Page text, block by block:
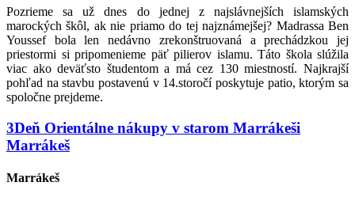
Pozrieme sa už dnes do jednej z najslávnejších islamských
marockých škôl, ak nie priamo do tej najznámejšej? Madrassa Ben
Youssef bola len nedávno zrekonštruovaná a prechádzkou jej
priestormi si pripomenieme päť pilierov islamu. Táto škola slúžila
viac ako deväťsto študentom a má cez 130 miestností. Najkrajší
pohľad na stavbu postavenú v 14.storočí poskytuje patio, ktorým sa
spoločne prejdeme.
3Deň Orientálne nákupy v starom Marrákeši
Marrákeš
Marrákeš